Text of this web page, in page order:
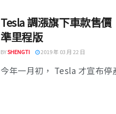
Tesla 調漲旗下車款售
準里程版
BYSHENGTI 2019 年 03 月 22 日
今年一月初， Tesla 才宣布停